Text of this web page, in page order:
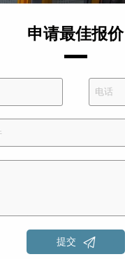
申请最佳报价
提交 